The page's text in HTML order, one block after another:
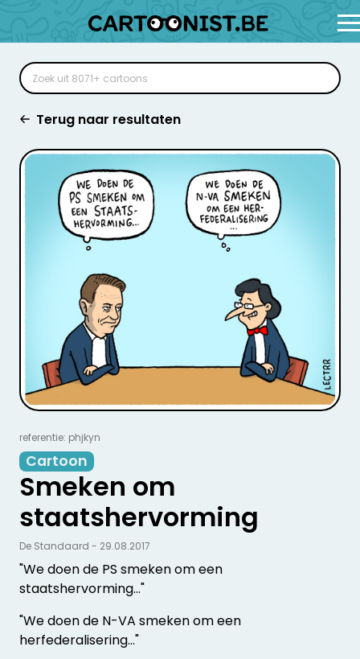
Terug naar resultaten
referentie: phjkyn
Cartoon
Smeken om
staatshervorming
"We doen de PS smeken om een
staatshervorming..."
"We doen de N-VA smeken om een
herfederalisering..."
De Standaard - 29.08.2017